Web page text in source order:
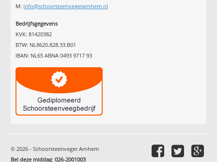
M: info@schoorsteenvegerarnhem.nl
Bedrijfsgegevens
KVK: 81420382
BTW: NL8620.828.33.B01
IBAN: NL65 ABNA 0493 9717 93
© 2026 - Schoorsteenveger Arnhem
Bel deze middag:026-2001003